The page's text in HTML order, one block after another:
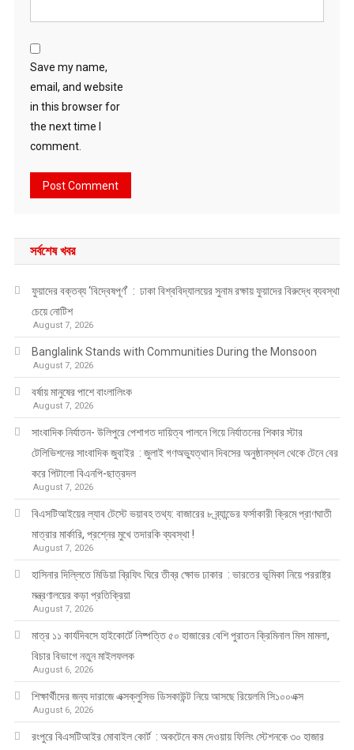
Save my name,
email, and website
in this browser for
the next time I
comment.
সর্বশেষ খবর
ফুয়াদের বক্তব্য ‘বিদ্বেষপূর্ণ’ : ঢাকা বিশ্ববিদ্যালয়ের সুনাম রক্ষায় ফুয়াদের বিরুদ্ধে ব্যবস্থা
চেয়ে নোটিশ
August 7, 2026
Banglalink Stands with Communities During the Monsoon
August 7, 2026
বর্ষায় মানুষের পাশে বাংলালিংক
August 7, 2026
সাংবাদিক নির্যাতন- উলিপুরে পেশাগত দায়িত্ব পালনে গিয়ে নির্যাতনের শিকার স্টার
টেলিভিশনের সাংবাদিক জুবাইর : জুলাই গণঅভ্যুত্থান দিবসের অনুষ্ঠানস্থল থেকে টেনে বের
করে পিটালো বিএনপি-ছাত্রদল
August 7, 2026
বিএসটিআইয়ের ল্যাব টেস্টে ভয়াবহ তথ্য: বাজারের ৮ ব্র্যান্ডের ফর্সাকারী ক্রিমে প্রাণঘাতী
মাত্রার মার্কারি, প্রশ্নের মুখে তদারকি ব্যবস্থা !
August 7, 2026
হাসিনার দিল্লিতে মিডিয়া ব্রিফিং ঘিরে তীব্র ক্ষোভ ঢাকার : ভারতের ভূমিকা নিয়ে পররাষ্ট্র
মন্ত্রণালয়ের কড়া প্রতিক্রিয়া
August 7, 2026
মাত্র ১১ কার্যদিবসে হাইকোর্টে নিষ্পত্তি ৫০ হাজারের বেশি পুরাতন ক্রিমিনাল মিস মামলা,
বিচার বিভাগে নতুন মাইলফলক
August 6, 2026
শিক্ষার্থীদের জন্য দারাজে এক্সক্লুসিভ ডিসকাউন্ট নিয়ে আসছে রিয়েলমি সি১০০এক্স
August 6, 2026
রংপুরে বিএসটিআইর মোবাইল কোর্ট : অকটেনে কম দেওয়ায় ফিলিং স্টেশনকে ৩০ হাজার